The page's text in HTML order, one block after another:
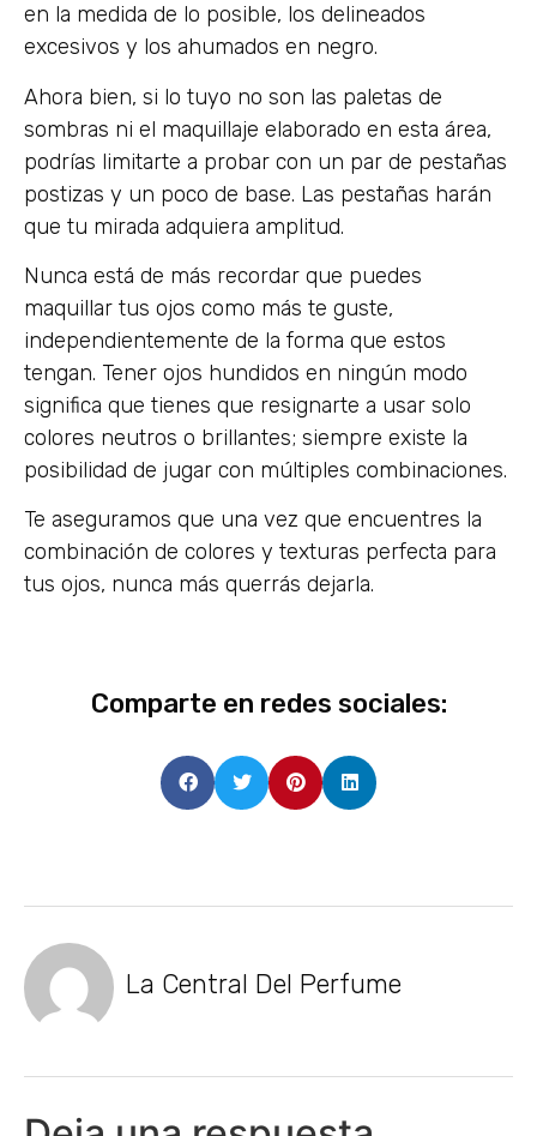
en la medida de lo posible, los delineados
excesivos y los ahumados en negro.
Ahora bien, si lo tuyo no son las paletas de
sombras ni el maquillaje elaborado en esta área,
podrías limitarte a probar con un par de pestañas
postizas y un poco de base. Las pestañas harán
que tu mirada adquiera amplitud.
Nunca está de más recordar que puedes
maquillar tus ojos como más te guste,
independientemente de la forma que estos
tengan. Tener ojos hundidos en ningún modo
significa que tienes que resignarte a usar solo
colores neutros o brillantes; siempre existe la
posibilidad de jugar con múltiples combinaciones.
Te aseguramos que una vez que encuentres la
combinación de colores y texturas perfecta para
tus ojos, nunca más querrás dejarla.
Comparte en redes sociales:
La Central Del Perfume